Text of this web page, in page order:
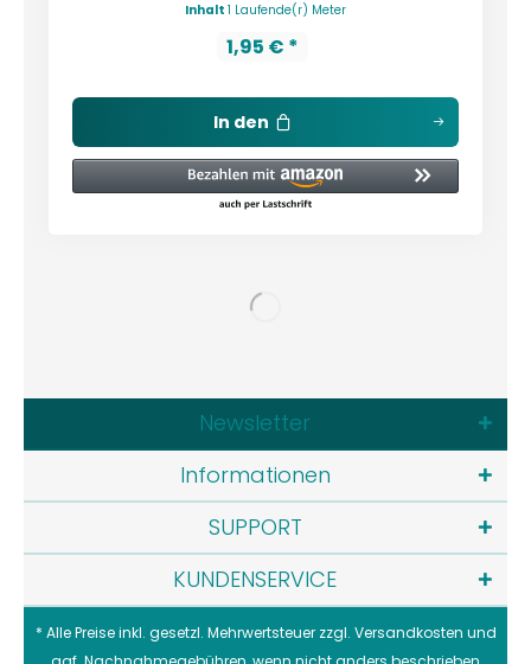
Inhalt 1 Laufende(r) Meter
1,95 € *
In den
KUNDENSERVICE
SUPPORT
Informationen
Newsletter
* Alle Preise inkl. gesetzl. Mehrwertsteuer zzgl. Versandkosten und